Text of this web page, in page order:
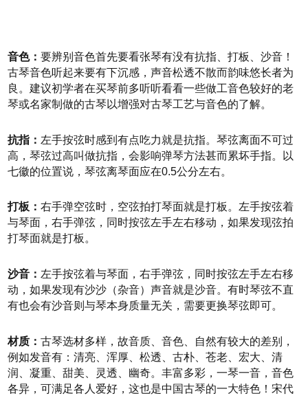
音色：要辨别音色首先要看张琴有没有抗指、打板、沙音！
古琴音色听起来要有下沉感，声音松透不散而韵味悠长者为
良。建议初学者在买琴前多听听看看一些做工音色较好的老
琴或名家制做的古琴以增强对古琴工艺与音色的了解。
抗指： 左手按弦时感到有点吃力就是抗指。琴弦离面不可过
高，琴弦过高叫做抗指，会影响弹琴方法甚而累坏手指。以
七徽的位置说，琴弦离琴面应在0.5公分左右。
打板：右手弹空弦时，空弦拍打琴面就是打板。左手按弦着
与琴面，右手弹弦，同时按弦左手左右移动，如果发现弦拍
打琴面就是打板。
沙音： 左手按弦着与琴面，右手弹弦，同时按弦左手左右移
动，如果发现有沙沙（杂音）声音就是沙音。有时琴弦不直
有也会有沙音则与琴本身质量无关，需要更换琴弦即可。
材质：古琴选材多样，故音质、音色、自然有较大的差别，
例如发音有：清亮、浑厚、松透、古朴、苍老、宏大、清
润、凝重、甜美、灵透、幽奇。丰富多彩，一琴一音，音色
各异，可满足各人爱好，这也是中国古琴的一大特色！宋代